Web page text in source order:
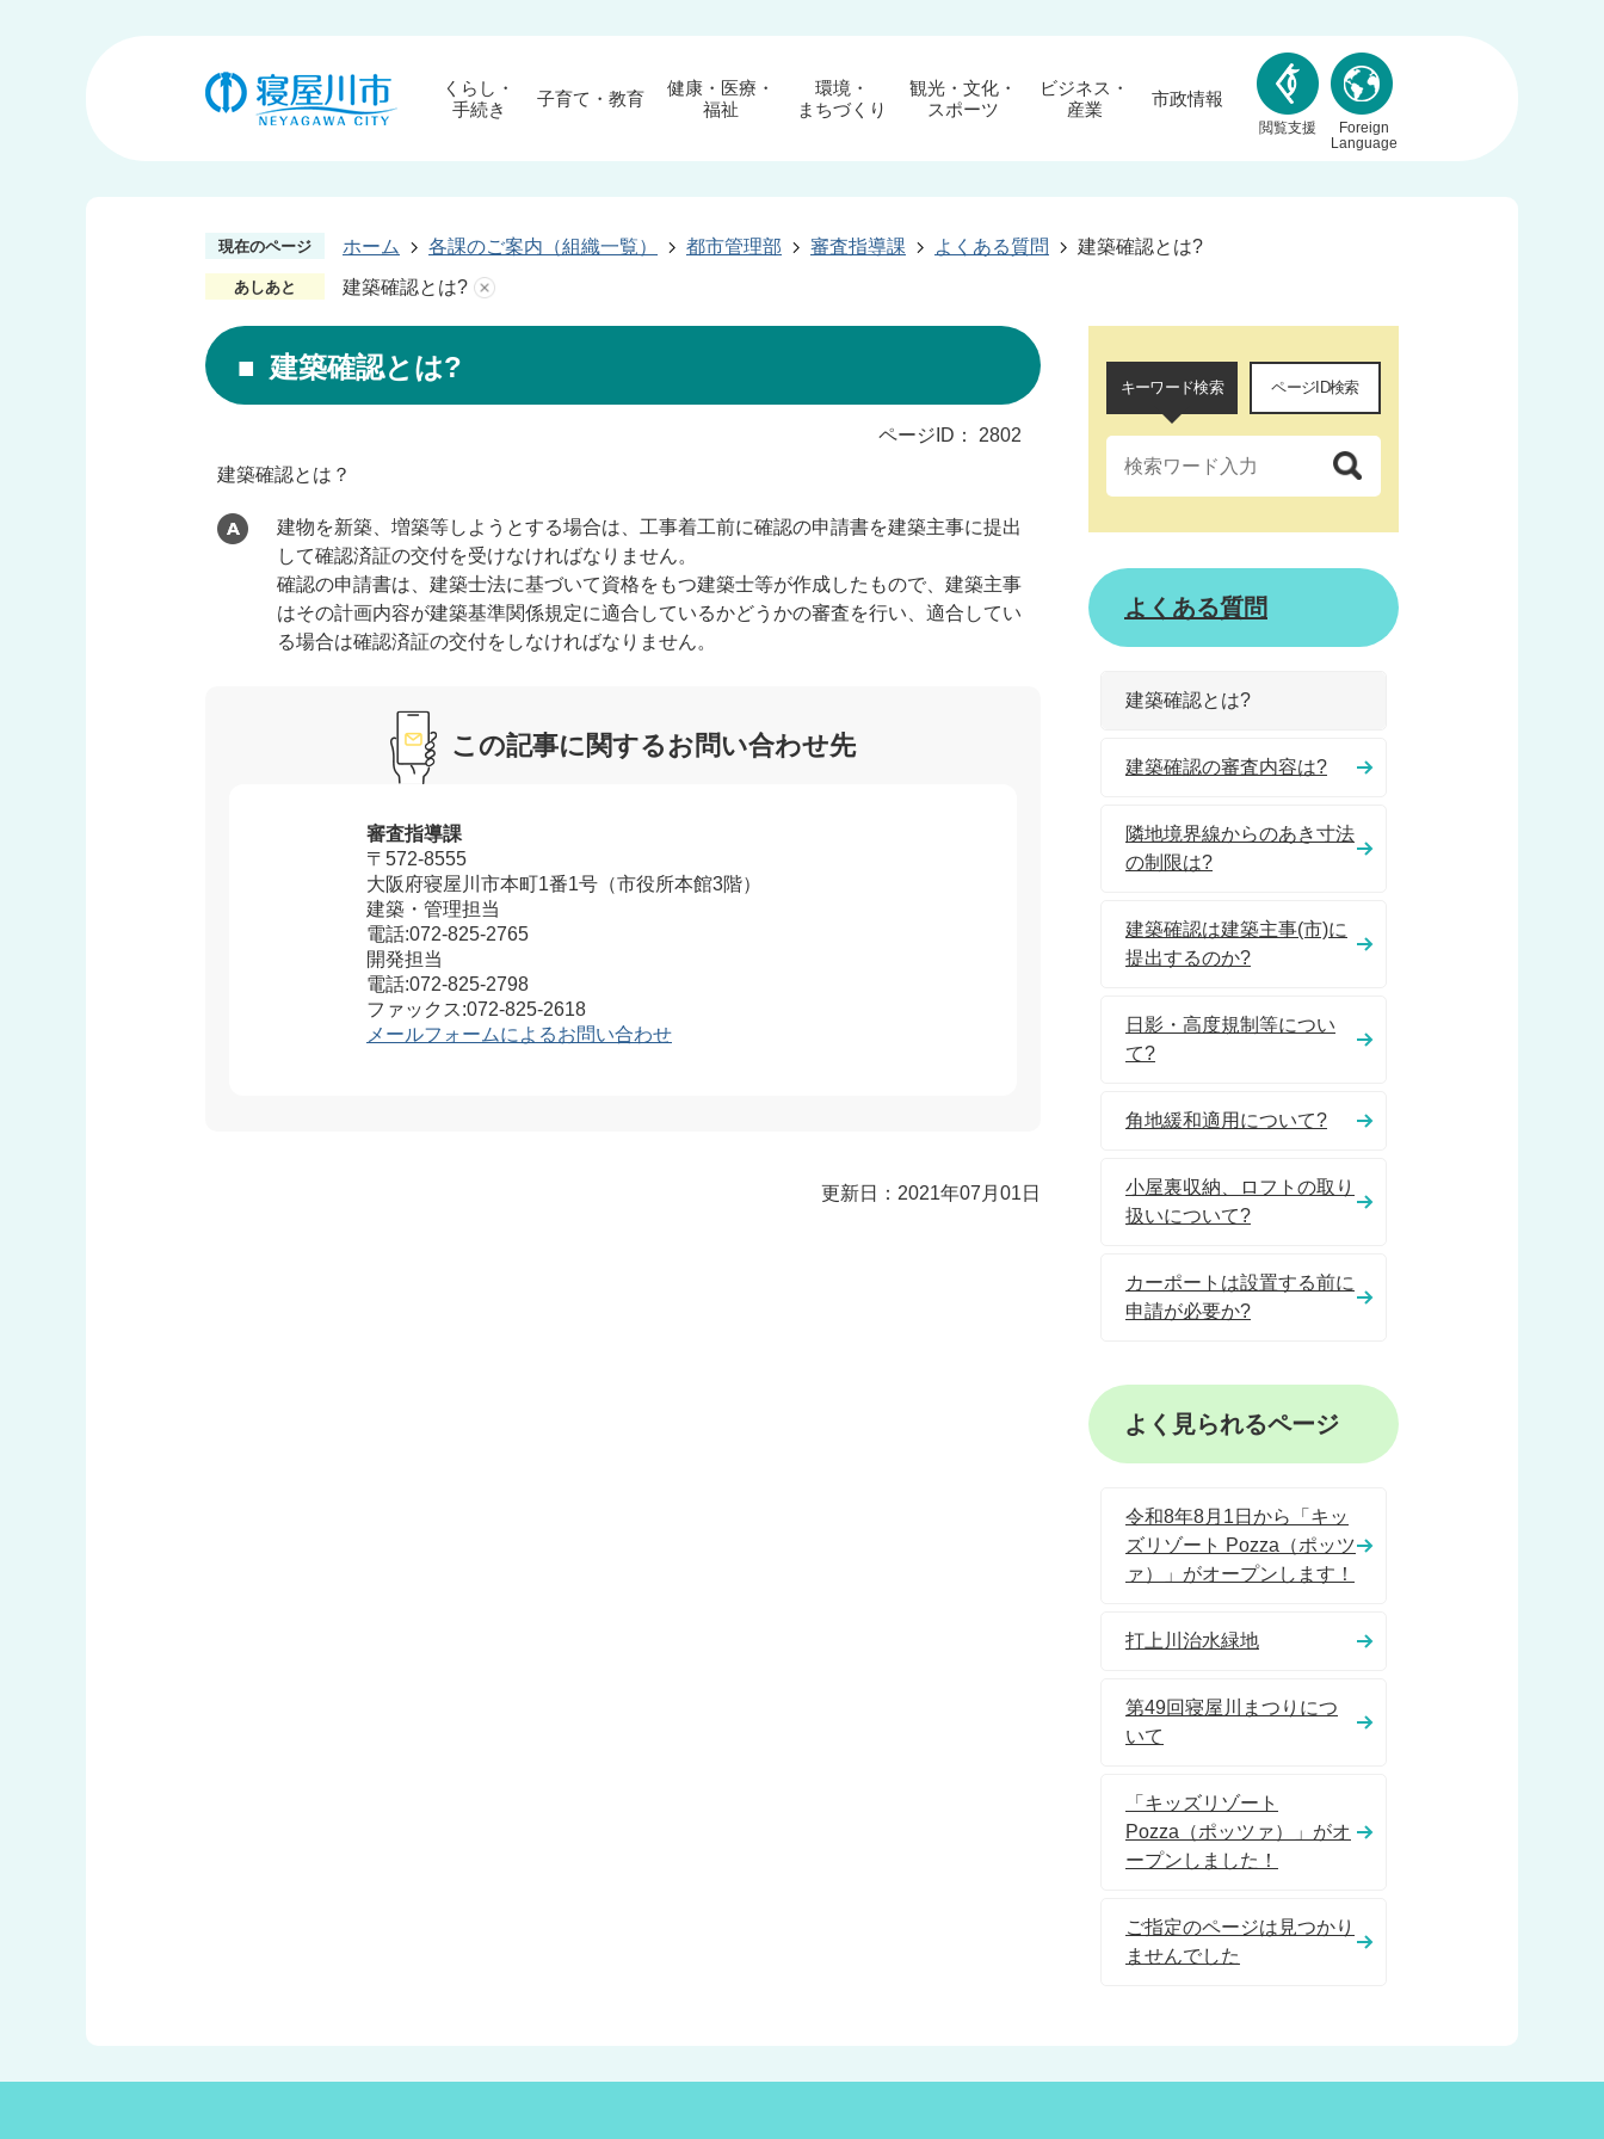
くらし・
手続き
子育て・教育
健康・医療・
福祉
環境・
まちづくり
観光・文化・
スポーツ
ビジネス・
産業
市政情報
閲覧支援
Foreign
Language
現在のページ ホーム 各課のご案内（組織一覧） 都市管理部 審査指導課 よくある質問 建築確認とは?
あしあと 建築確認とは?
建築確認とは?
ページID：
2802
建築確認とは？
建物を新築、増築等しようとする場合は、工事着工前に確認の申請書を建築主事に提出
して確認済証の交付を受けなければなりません。
確認の申請書は、建築士法に基づいて資格をもつ建築士等が作成したもので、建築主事
はその計画内容が建築基準関係規定に適合しているかどうかの審査を行い、適合してい
る場合は確認済証の交付をしなければなりません。
この記事に関するお問い合わせ先
審査指導課
〒572-8555
大阪府寝屋川市本町1番1号（市役所本館3階）
建築・管理担当
電話:072-825-2765
開発担当
電話:072-825-2798
ファックス:072-825-2618
メールフォームによるお問い合わせ
更新日：2021年07月01日
キーワード検索 ページID検索
よくある質問
建築確認とは?
建築確認の審査内容は?
隣地境界線からのあき寸法
の制限は?
建築確認は建築主事(市)に
提出するのか?
日影・高度規制等につい
て?
角地緩和適用について?
小屋裏収納、ロフトの取り
扱いについて?
カーポートは設置する前に
申請が必要か?
よく見られるページ
令和8年8月1日から「キッ
ズリゾート Pozza（ポッツ
ァ）」がオープンします！
打上川治水緑地
第49回寝屋川まつりにつ
いて
「キッズリゾート
Pozza（ポッツァ）」がオ
ープンしました！
ご指定のページは見つかり
ませんでした